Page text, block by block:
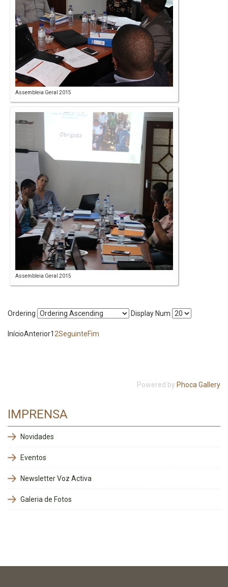
Assembleia Geral 2015
Assembleia Geral 2015
Ordering Display Num
InícioAnterior1 2SeguinteFim
Powered by Phoca Gallery
IMPRENSA
Novidades
Eventos
Newsletter Voz Activa
Galeria de Fotos